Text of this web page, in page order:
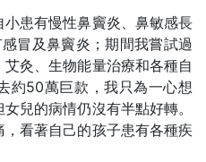
患有慢性鼻竇炎、鼻敏感長
冒及鼻竇炎；期間我嘗試過
灸、生物能量治療和各種自
約50萬巨款，我只為一心想
兒的病情仍沒有半點好轉。
看著自己的孩子患有各種疾